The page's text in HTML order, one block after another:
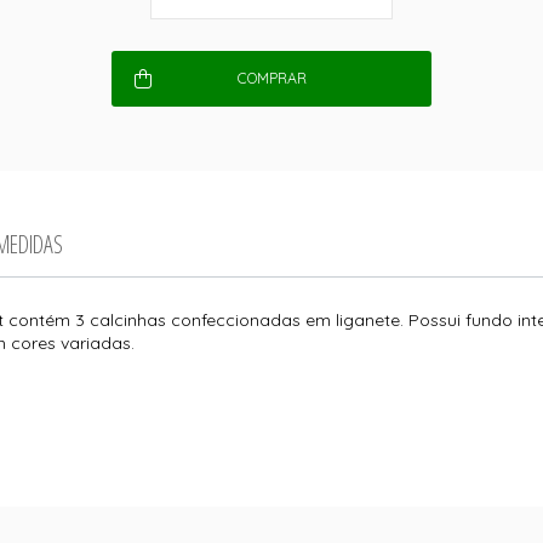
COMPRAR
3 calcinhas confeccionadas em liganete. Possui fundo
cores variadas.